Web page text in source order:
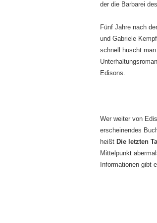
der die Barbarei
Fünf Jahre nach
und Gabriele
schnell huscht
Edisons.
Wer weiter von
erscheinendes
heißt Die letzten
Mittelpunkt
Informationen gibt